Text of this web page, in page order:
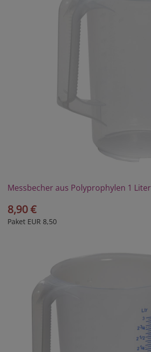
Messbecher aus Polyprophylen 1 Liter
8,90 €
Paket EUR 8,50